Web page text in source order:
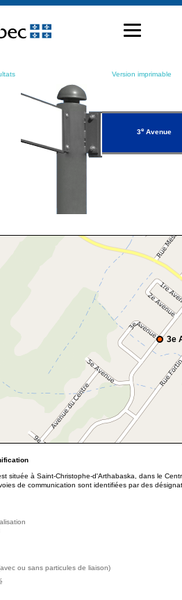
Version imprimable
3eAvenue
3e
située à Saint-Christophe-d'Arthabaska, dans le
de communication sont identifiées par des
ou sans particules de liaison)